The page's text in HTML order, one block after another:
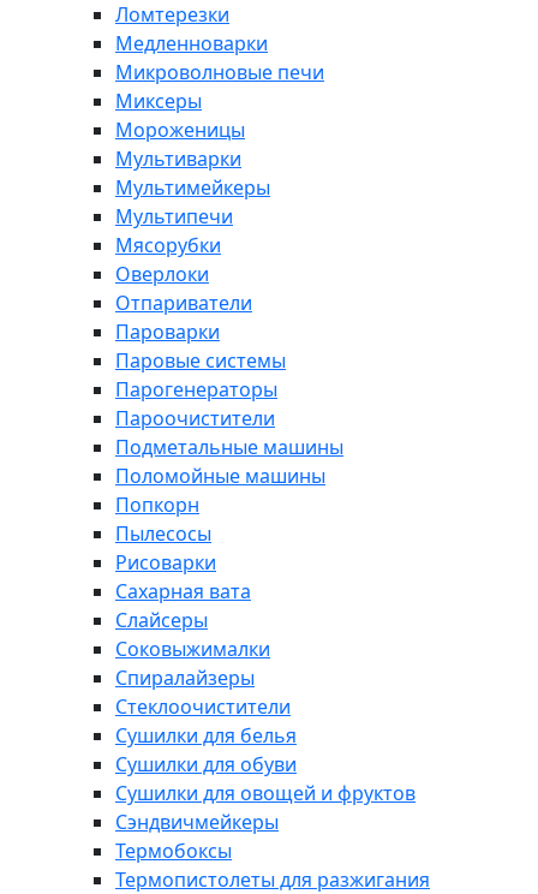
Ломтерезки
Медленноварки
Микроволновые печи
Миксеры
Мороженицы
Мультиварки
Мультимейкеры
Мультипечи
Мясорубки
Оверлоки
Отпариватели
Пароварки
Паровые системы
Парогенераторы
Пароочистители
Подметальные машины
Поломойные машины
Попкорн
Пылесосы
Рисоварки
Сахарная вата
Слайсеры
Соковыжималки
Спиралайзеры
Стеклоочистители
Сушилки для белья
Сушилки для обуви
Сушилки для овощей и фруктов
Сэндвичмейкеры
Термобоксы
Термопистолеты для разжигания